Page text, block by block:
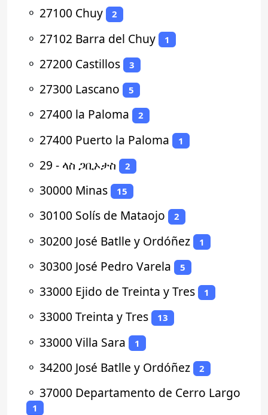
⚬ 27100 Chuy 2
⚬ 27102 Barra del Chuy 1
⚬ 27200 Castillos 3
⚬ 27300 Lascano 5
⚬ 27400 la Paloma 2
⚬ 27400 Puerto la Paloma 1
⚬ 29 - ላስ ጋቢኦታስ 2
⚬ 30000 Minas 15
⚬ 30100 Solís de Mataojo 2
⚬ 30200 José Batlle y Ordóñez 1
⚬ 30300 José Pedro Varela 5
⚬ 33000 Ejido de Treinta y Tres 1
⚬ 33000 Treinta y Tres 13
⚬ 33000 Villa Sara 1
⚬ 34200 José Batlle y Ordóñez 2
⚬ 37000 Departamento de Cerro Largo
1